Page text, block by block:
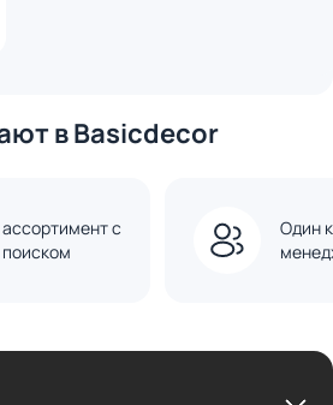
в Basicdecor
с
Один